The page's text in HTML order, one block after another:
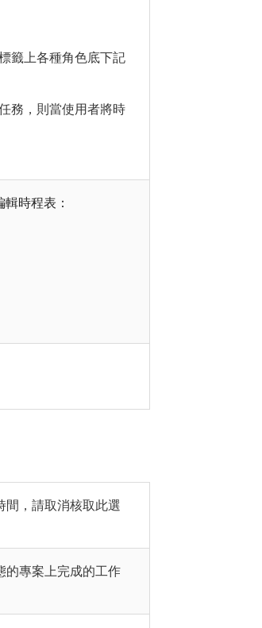
籤上各種角色底下記
務，則當使用者將時
時程表：
間，請取消核取此選
的專案上完成的工作